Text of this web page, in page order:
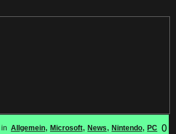
in Allgemein, Microsoft, News, Nintendo, PC 0